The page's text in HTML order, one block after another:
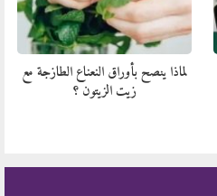
لماذا ينصح بأوراق النعناع الطازجة مع
زيت الزيتون ؟